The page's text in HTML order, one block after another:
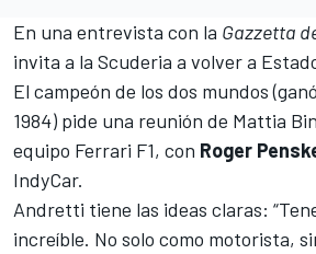
En una entrevista con la Gazzetta
invita a la Scuderia a volver a
El campeón de los dos mundos
1984) pide una reunión de Mattia
equipo Ferrari F1, con Roger
IndyCar.
Andretti tiene las ideas claras:
increíble. No solo como motorista,